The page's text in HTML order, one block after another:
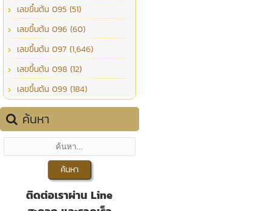
เลขขึ้นต้น 095 (51)
เลขขึ้นต้น 096 (60)
เลขขึ้นต้น 097 (1,646)
เลขขึ้นต้น 098 (12)
เลขขึ้นต้น 099 (184)
ค้นหา
ติดต่อเราผ่าน Line